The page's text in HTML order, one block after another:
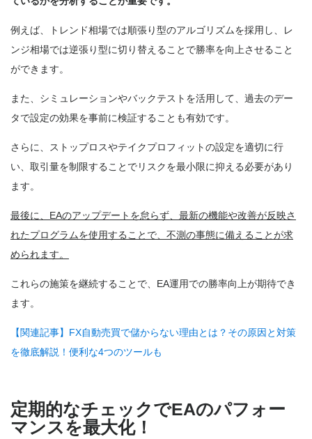
例えば、トレンド相場では順張り型のアルゴリズムを採用し、レ
ンジ相場では逆張り型に切り替えることで勝率を向上させること
ができます。
また、シミュレーションやバックテストを活用して、過去のデー
タで設定の効果を事前に検証することも有効です。
さらに、ストップロスやテイクプロフィットの設定を適切に行
い、取引量を制限することでリスクを最小限に抑える必要があり
ます。
最後に、EAのアップデートを怠らず、最新の機能や改善が反映さ
れたプログラムを使用することで、不測の事態に備えることが求
められます。
これらの施策を継続することで、EA運用での勝率向上が期待でき
ます。
【関連記事】FX自動売買で儲からない理由とは？その原因と対策
を徹底解説！便利な4つのツールも
定期的なチェックでEAのパフォー
マンスを最大化！